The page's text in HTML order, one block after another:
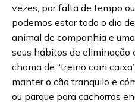
vezes, por falta de tempo
podemos estar todo o dia
animal de companhia e
seus hábitos de eliminação
chama de “treino com
manter o cão tranquilo e
ou parque para cachorros